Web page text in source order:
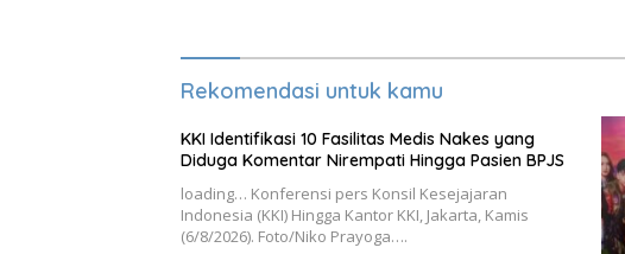
Rekomendasi untuk kamu
KKI Identifikasi 10 Fasilitas Medis Nakes yang
Diduga Komentar Nirempati Hingga Pasien BPJS
loading… Konferensi pers Konsil Kesejajaran
Indonesia (KKI) Hingga Kantor KKI, Jakarta, Kamis
(6/8/2026). Foto/Niko Prayoga….